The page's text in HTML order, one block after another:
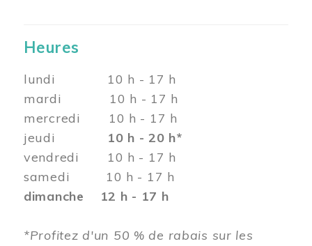
Heures
lundi 10 h - 17 h
mardi 10 h - 17 h
mercredi 10 h - 17 h
jeudi 10 h - 20 h*
vendredi 10 h - 17 h
samedi 10 h - 17 h
dimanche 12 h - 17 h
*Profitez d'un 50 % de rabais sur les